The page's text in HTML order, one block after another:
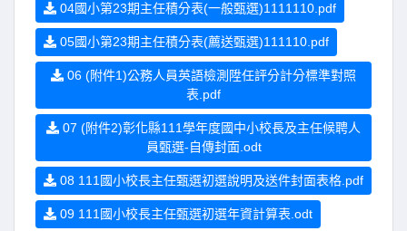
04國小第23期主任積分表(一般甄選)1111110.pdf
05國小第23期主任積分表(薦送甄選)111110.pdf
06 (附件1)公務人員英語檢測陞任評分計分標準對照
表.pdf
07 (附件2)彰化縣111學年度國中小校長及主任候聘人
員甄選-自傳封面.odt
08 111國小校長主任甄選初選說明及送件封面表格.pdf
09 111國小校長主任甄選初選年資計算表.odt